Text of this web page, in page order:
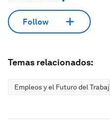
Follow
Temas relacionados:
Empleos y el Futuro del Trabajo